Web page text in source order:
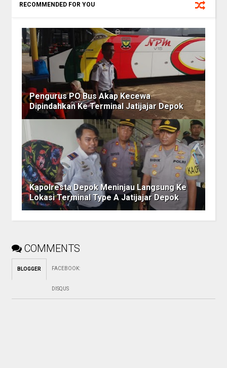
RECOMMENDED FOR YOU
Pengurus PO Bus Akap Kecewa
Dipindahkan Ke Terminal Jatijajar Depok
Kapolresta Depok Meninjau Langsung Ke
Lokasi Terminal Type A Jatijajar Depok
COMMENTS
BLOGGER FACEBOOK:
DISQUS